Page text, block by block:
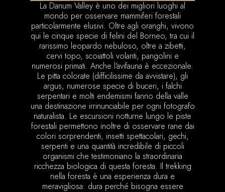
La Danum Valley è uno dei migliori luoghi al
mondo per osservare mammiferi forestali
particolarmente elusivi. Oltre agli oranghi, vivono
qui le cinque specie di felini del Borneo, tra cui il
rarissimo leopardo nebuloso, oltre a zibetti,
cervi topo, scoiattoli volanti, pangolini e
numerosi primati. Anche l'avifauna è eccezionale.
Le pitta colorate (difficilissime da avvistare), gli
argus, numerose specie di buceri, i falchi
serpentari e molti endemismi fanno della valle
una destinazione irrinunciabile per ogni fotografo
naturalista. Le escursioni notturne lungo le piste
forestali permettono inoltre di osservare rane dai
colori sorprendenti, insetti spettacolari, gechi,
serpenti e una quantità incredibile di piccoli
organismi che testimoniano la straordinaria
ricchezza biologica di questa foresta. Il trekking
nella foresta è una esperienza dura e
meravigliosa: dura perché bisogna essere